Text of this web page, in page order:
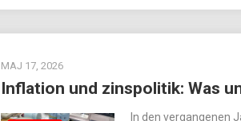
MAJ 17, 2026
Inflation und zinspolitik: Was
In den vergangenen